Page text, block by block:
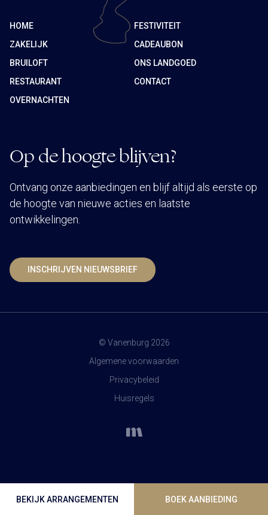
BEKIJK ARRANGEMENTEN BOEK AANBIEDING
HOME
FESTIVITEIT
ZAKELIJK
CADEAUBON
BRUILOFT
ONS LANDGOED
RESTAURANT
CONTACT
OVERNACHTEN
Op de hoogte blijven?
Ontvang onze aanbiedingen en blijf altijd als eerste op
de hoogte van nieuwe acties en laatste
ontwikkelingen.
INSCHRIJVEN NIEUWSBRIEF
© Vanenburg 2026
Algemene voorwaarden
Privacybeleid
Huisregels